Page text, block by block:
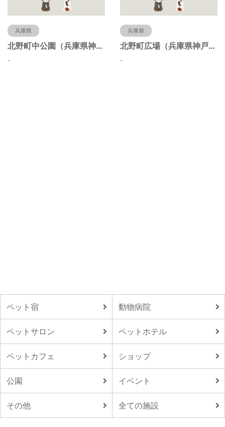
兵庫県
北野町中公園（兵庫県神戸市）
-
兵庫県
北野町広場（兵庫県神戸市）
-
ペット宿 動物病院
ペットサロン ペットホテル
ペットカフェ ショップ
公園 イベント
その他 全ての施設